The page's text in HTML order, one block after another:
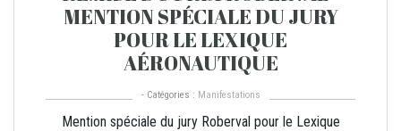
MENTION SPÉCIALE DU JURY
POUR LE LEXIQUE
AÉRONAUTIQUE
- Catégories : Manifestations
Mention spéciale du jury Roberval pour le Lexique